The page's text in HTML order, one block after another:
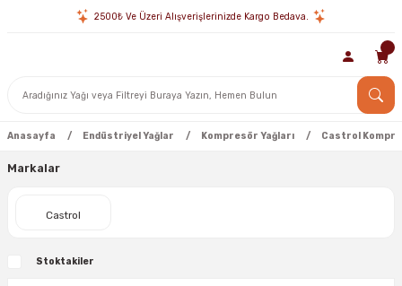
2500₺ Ve Üzeri Alışverişlerinizde Kargo Bedava.
Anasayfa Endüstriyel Yağlar Kompresör Yağları Castrol
Markalar
Castrol
Stoktakiler